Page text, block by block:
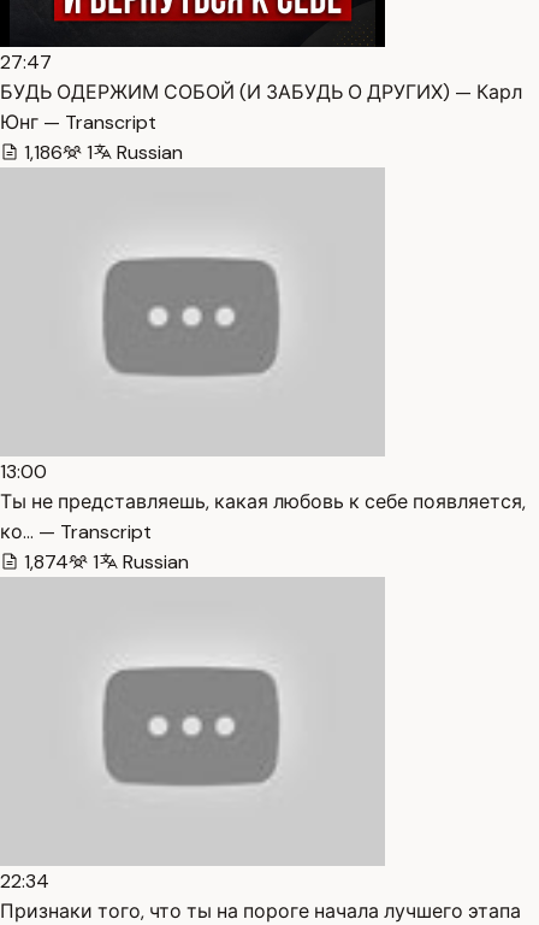
27:47
БУДЬ ОДЕРЖИМ СОБОЙ (И ЗАБУДЬ О ДРУГИХ) — Карл
Юнг — Transcript
1,186
1 Russian
13:00
Ты не представляешь, какая любовь к себе появляется,
ко… — Transcript
1,874
1 Russian
22:34
Признаки того, что ты на пороге начала лучшего этапа